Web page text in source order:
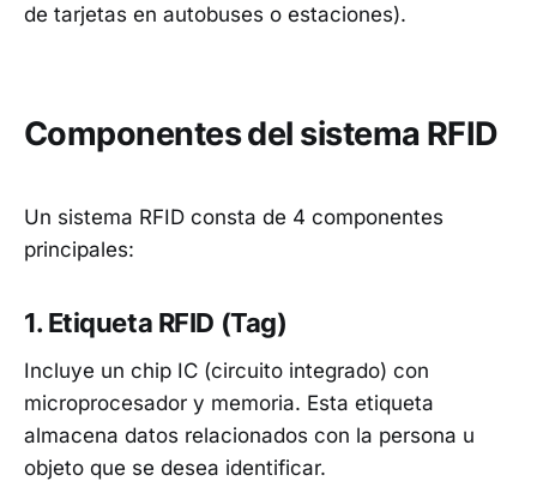
de tarjetas en autobuses o estaciones).
Componentes del sistema RFID
Un sistema RFID consta de 4 componentes
principales:
1. Etiqueta RFID (Tag)
Incluye un chip IC (circuito integrado) con
microprocesador y memoria. Esta etiqueta
almacena datos relacionados con la persona u
objeto que se desea identificar.